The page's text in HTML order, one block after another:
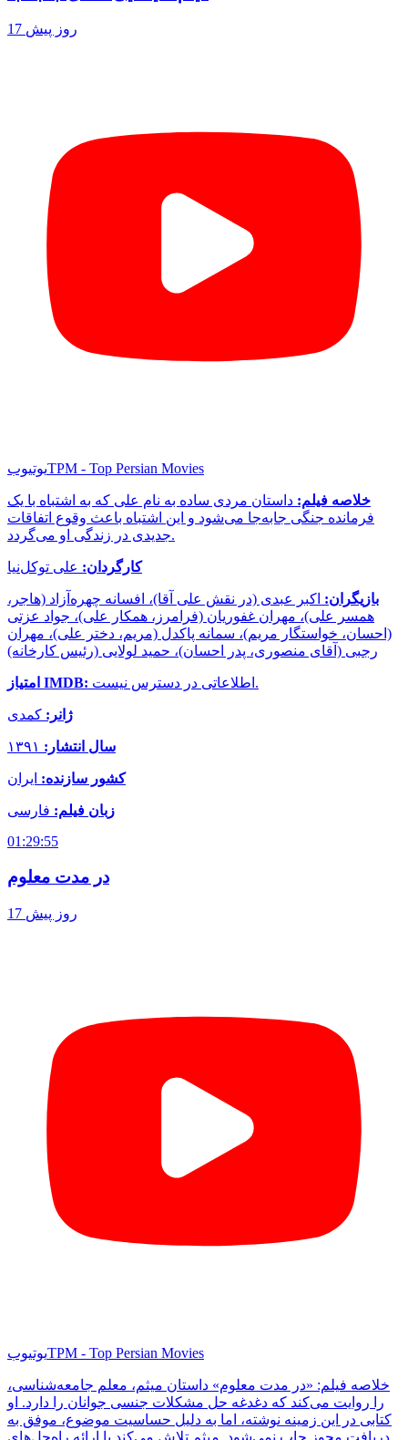
17 روز پیش
یوتیوبTPM - Top Persian Movies
خلاصه فیلم: داستان مردی ساده به نام علی که به اشتباه با یک
فرمانده جنگی جابه‌جا می‌شود و این اشتباه باعث وقوع اتفاقات
جدیدی در زندگی او می‌گردد.
کارگردان: علی توکل‌نیا
بازیگران: اکبر عبدی (در نقش علی آقا)، افسانه چهره‌آزاد (هاجر،
همسر علی)، مهران غفوریان (فرامرز، همکار علی)، جواد عزتی
(احسان، خواستگار مریم)، سمانه پاکدل (مریم، دختر علی)، مهران
رجبی (آقای منصوری، پدر احسان)، حمید لولایی (رئیس کارخانه)
امتیاز IMDB: اطلاعاتی در دسترس نیست.
ژانر: کمدی
سال انتشار:
کشور سازنده: ایران
زبان فیلم: فارسی
01:29:55
در مدت معلوم
17 روز پیش
یوتیوبTPM - Top Persian Movies
خلاصه فیلم: «در مدت معلوم» داستان میثم، معلم جامعه‌شناسی،
را روایت می‌کند که دغدغه حل مشکلات جنسی جوانان را دارد. او
کتابی در این زمینه نوشته، اما به دلیل حساسیت موضوع، موفق به
دریافت مجوز چاپ نمی‌شود. میثم تلاش می‌کند با ارائه راه‌حل‌های